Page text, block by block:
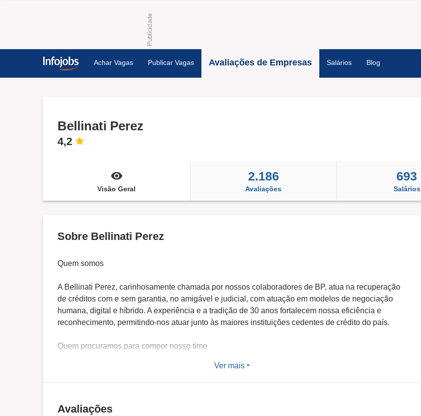
Achar Vagas Publicar Vagas Avaliações de Empresas Salários Blog
Bellinati Perez
4,2
Visão Geral
2.186
Avaliações
693
Salários
Sobre Bellinati Perez
Quem somos
A Bellinati Perez, carinhosamente chamada por nossos colaboradores de BP, atua na recuperação
de créditos com e sem garantia, no amigável e judicial, com atuação em modelos de negociação
humana, digital e híbrido. A experiência e a tradição de 30 anos fortalecem nossa eficiência e
reconhecimento, permitindo-nos atuar junto às maiores instituições cedentes de crédito do país.
Quem procuramos para compor nosso time
Procuramos uma pessoa que esteja disposta a atuar em uma empresa consolidada e reconhecida
como uma das 20 melhores empresas para se trabalhar no estado do Paraná e uma das melhores
preza pela competência e seriedade.
Ver mais
Avaliações